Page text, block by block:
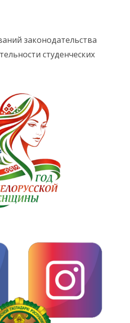
законодательства
студенческих